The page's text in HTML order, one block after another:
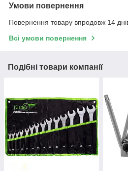
Умови повернення
Повернення товару впродовж 14
Всі умови повернення
Подібні товари компанії